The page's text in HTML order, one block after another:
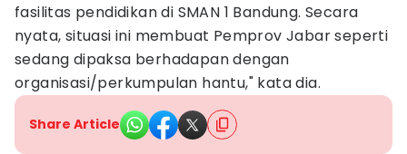
fasilitas pendidikan di SMAN 1 Bandung. Secara
nyata, situasi ini membuat Pemprov Jabar seperti
sedang dipaksa berhadapan dengan
organisasi/perkumpulan hantu," kata dia.
Share Article